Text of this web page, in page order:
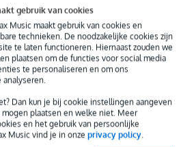
gebruik van cookies
Music maakt gebruik van cookies en
technieken. De noodzakelijke cookies zijn
te laten functioneren. Hiernaast zouden we
plaatsen om de functies voor social media
te personaliseren en om ons
Dan kun je bij cookie instellingen aangeven
plaatsen en welke niet. Meer
en het gebruik van persoonlijke
Music vind je in onze privacy policy.
KATANA-100 MKII
BOVEN EEN
KATANA-50 MKII
KIEST (EN 3
REDENEN BOVEN
EEN KATANA-
50MKII EX)